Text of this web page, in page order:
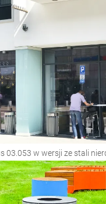
03.053 w wersji ze stali